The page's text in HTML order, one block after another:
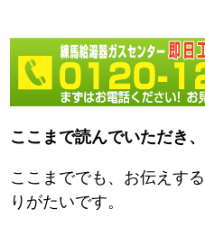
ここまで読んでいただき
ここまででも、お伝えす
りがたいです。